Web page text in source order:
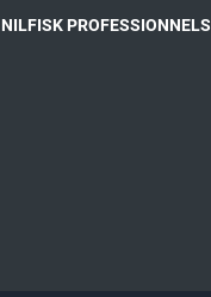
NILFISK PROFESSIONNELS